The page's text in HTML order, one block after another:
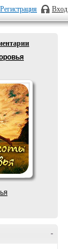
Регистрация Вход
-